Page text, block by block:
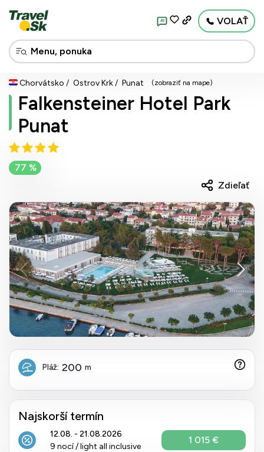
AI VOLAŤ
Chorvátsko Ostrov Krk Punat (zobraziť na mape)
Falkensteiner Hotel Park
Punat
77 %
Zdieľať
Pláž: 200 m
Najskorší termín
12.08. - 21.08.2026
9 nocí / light all inclusive
1 015 €